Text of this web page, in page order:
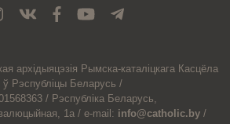
архiдыяцэзiя Рымска-каталіцкага Касцёла
ў Рэспубліцы Беларусь /
/ Рэспубліка Беларусь,
1а / e-mail: info@catholic.by /